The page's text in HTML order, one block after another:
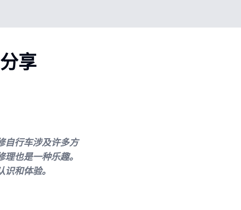
享
自行车涉及许多方
也是一种乐趣。
和体验。